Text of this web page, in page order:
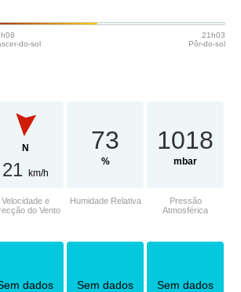
do-sol
21h03
Pôr-do-sol
N
21 km/h
Velocidade e
do Vento
73
%
Humidade Relativa
1018
mbar
Pressão
Atmosférica
dados Sem dados Sem dados